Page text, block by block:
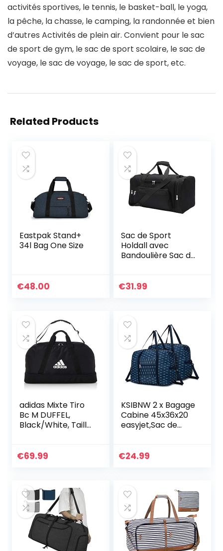
activités sportives, le tennis, le basket-ball, le yoga,
la pêche, la chasse, le camping, la randonnée et bien
d’autres Activités de plein air. Convient pour le sac
de sport de gym, le sac de sport scolaire, le sac de
voyage, le sac de voyage, le sac de sport, etc.
Related Products
Eastpak Stand+
34l Bag One Size
€48.00
Sac de Sport
Holdall avec
Bandoulière Sac de
pour Hommes et
€31.99
adidas Mixte Tiro
Bc M DUFFEL,
Black/White, Taille
€69.99
KSIBNW 2 x Bagage
Cabine 45x36x20
easyjet,Sac de
Fixation sur l’étui
€24.99